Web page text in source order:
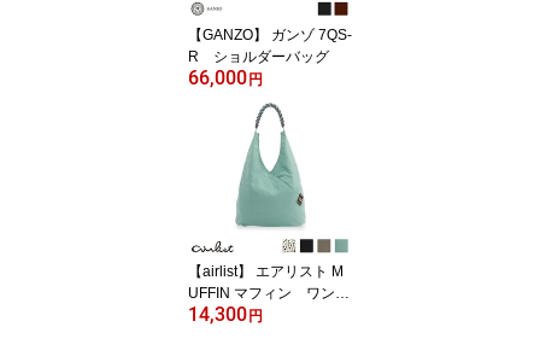
【GANZO】 ガンゾ 7QS-
R ショルダーバッグ
66,000 円
【airlist】 エアリスト M
UFFIN マフィン ワンシ
ョルダーバッグ レディー
14,300 円